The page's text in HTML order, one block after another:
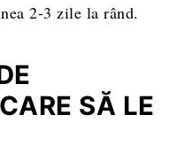
2-3 zile la rând.
SĂ LE